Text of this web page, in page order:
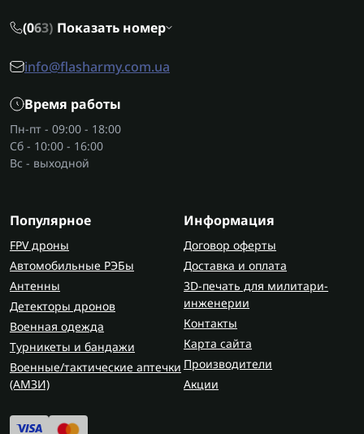
(063) Показать номер
info@flasharmy.com.ua
Время работы
Пн-пт - 09:00 - 18:00
Сб - 10:00 - 16:00
Вс - выходной
Популярное
FPV дроны
Автомобильные РЭБы
Антенны
Детекторы дронов
Военная одежда
Турникеты и бандажи
Военные/тактические аптечки
(AMЗИ)
Информация
Договор оферты
Доставка и оплата
3D-печать для милитари-
инженерии
Контакты
Карта сайта
Производители
Акции